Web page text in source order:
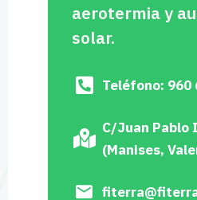
aerotermia y
solar.
Teléfono: 960
C/Juan Pablo
(Manises,